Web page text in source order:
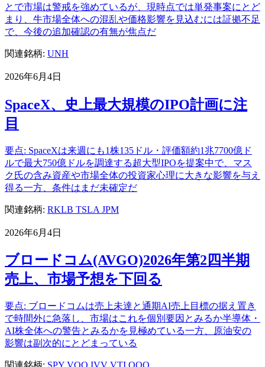
とで市場は警戒を強めているが、現時点では単発事案にとど
まり、牛市場全体への混乱や価格影響を見込むには証拠不足
で、今後の追加確認の有無が焦点だ
関連銘柄: UNH
2026年6月4日
SpaceX、史上最大規模のIPO計画に注
目
要点: SpaceXは来週にも1株135ドル・評価額約1兆7700億ド
ルで最大750億ドルを調達する超大型IPOを提案中で、マス
ク氏の含み資産や市場全体の投資家心理に大きな影響を与え
得る一方、条件はまだ未確定だ
関連銘柄: RKLB TSLA JPM
2026年6月4日
ブロードコム(AVGO)2026年第2四半期
売上、市場予想を下回る
要点: ブロードコムは売上未達と通期AI売上目標の据え置き
で時間外に急落し、市場はこれを個別要因とみるか半導体・
AI株全体への警告とみるかを見極めている一方、原油安の
影響は副次的にとどまっている